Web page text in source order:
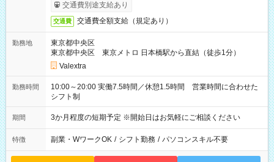
交通費別途支給あり
交通費 交通費全額支給（規定あり）
勤務地
東京都中央区
東京都中央区 東京メトロ 日本橋駅から直結（徒歩1分）
Valextra
勤務時間
10:00～20:00 実働7.5時間／休憩1.5時間 営業時間に合わせた
シフト制
期間 3か月程度の短期予定 ※開始日はお気軽にご相談ください
特徴 副業・WワークOK / シフト勤務 / パソコンスキル不要